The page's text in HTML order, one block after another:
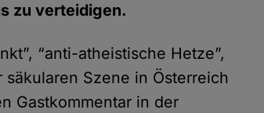
zu verteidigen.
“anti-atheistische Hetze”,
Szene in Österreich
Gastkommentar in der